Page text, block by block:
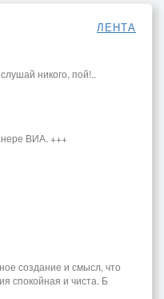
ЛЕНТА
никого, пой!..
ВИА. +++
создание и смысл, что
спокойная и чиста. Б